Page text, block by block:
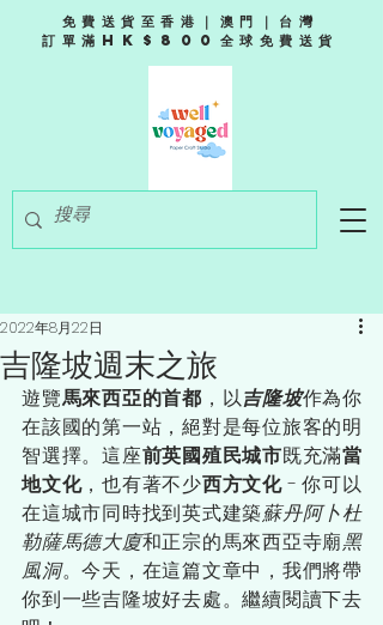
免費送貨至香港｜澳門｜台灣
訂單滿HK$800全球免費送貨
吉隆坡週末之旅
2022年8月22日
遊覽馬來西亞的首都 ，以吉隆坡作為你
在該國的第一站，絕對是每位旅客的明
智選擇。這座前英國殖民城市既充滿當
地文化，也有著不少西方文化 - 你可以
在這城市同時找到英式建築蘇丹阿卜杜
勒薩馬德大廈和正宗的馬來西亞寺廟黑
風洞。今天，在這篇文章中，我們將帶
你到一些吉隆坡好去處。繼續閱讀下去